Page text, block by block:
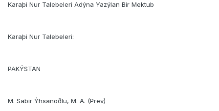
Karaþi Nur Talebeleri Adýna Yazýlan Bir Mektub
Karaþi Nur Talebeleri:
PAKÝSTAN
M. Sabir Ýhsanoðlu, M. A. (Prev)